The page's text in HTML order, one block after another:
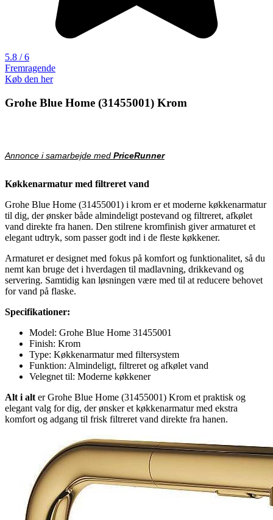
5.8 / 6
Fremragende
Køb den her
Grohe Blue Home (31455001) Krom
Annonce i samarbejde med PriceRunner
Køkkenarmatur med filtreret vand
Grohe Blue Home (31455001) i krom er et moderne køkkenarmatur
til dig, der ønsker både almindeligt postevand og filtreret, afkølet
vand direkte fra hanen. Den stilrene kromfinish giver armaturet et
elegant udtryk, som passer godt ind i de fleste køkkener.
Armaturet er designet med fokus på komfort og funktionalitet, så du
nemt kan bruge det i hverdagen til madlavning, drikkevand og
servering. Samtidig kan løsningen være med til at reducere behovet
for vand på flaske.
Specifikationer:
Model: Grohe Blue Home 31455001
Finish: Krom
Type: Køkkenarmatur med filtersystem
Funktion: Almindeligt, filtreret og afkølet vand
Velegnet til: Moderne køkkener
Alt i alt er Grohe Blue Home (31455001) Krom et praktisk og
elegant valg for dig, der ønsker et køkkenarmatur med ekstra
komfort og adgang til frisk filtreret vand direkte fra hanen.